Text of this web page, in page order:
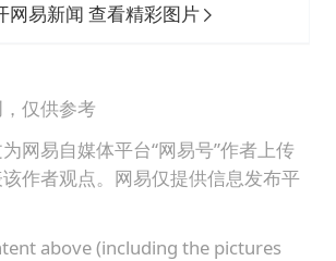
网易新闻 查看精彩图片
仅供参考
网易自媒体平台“网易号”作者上传
作者观点。网易仅提供信息发布平
above (including the pictures